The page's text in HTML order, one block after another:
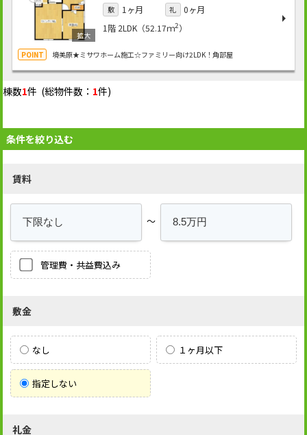
敷 1ヶ月 礼
0ヶ月
1階 2LDK（52.17ｍ2）
境美原★ミサワホーム施工☆ファミリー向け2LDK！角部屋
棟数1件 (総物件数： 1件)
条件を絞り込む
賃料
～
管理費・共益費込み
敷金
なし １ヶ月以下
指定しない
礼金